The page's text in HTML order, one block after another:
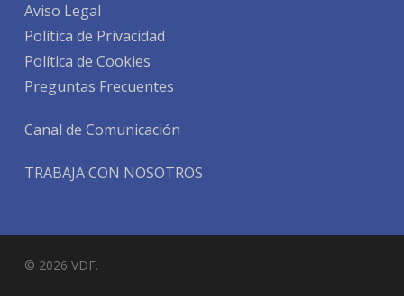
Aviso Legal
Política de Privacidad
Política de Cookies
Preguntas Frecuentes
Canal de Comunicación
TRABAJA CON NOSOTROS
© 2026 VDF.